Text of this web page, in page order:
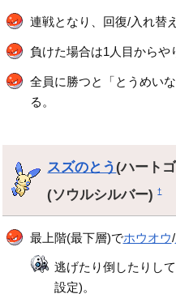
連戦となり、回復/入れ替
負けた場合は1人目からや
全員に勝つと「とうめい
る。
スズのとう(ハート
(ソウルシルバー)†
最上階(最下層)でホウオウ/
逃げたり倒したりし
設定)。